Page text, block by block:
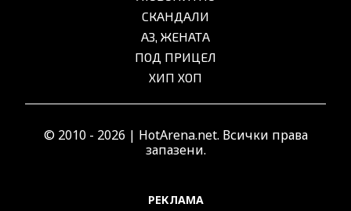
СКАНДАЛИ
АЗ, ЖЕНАТА
ПОД ПРИЦЕЛ
ХИП ХОП
© 2010 - 2026 | HotArena.net. Всички права
запазени.
РЕКЛАМА